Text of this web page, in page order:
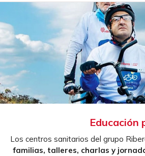
Educación
Los centros sanitarios del grupo
familias, talleres, charlas y